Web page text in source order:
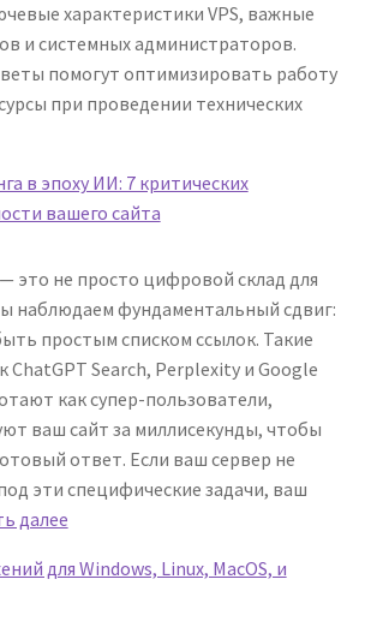
характеристики VPS, важные
и системных администраторов.
помогут оптимизировать работу
при проведении технических
в эпоху ИИ: 7 критических
вашего сайта
это не просто цифровой склад для
наблюдаем фундаментальный сдвиг:
простым списком ссылок. Такие
ChatGPT Search, Perplexity и Google
как супер-пользователи,
ваш сайт за миллисекунды, чтобы
ответ. Если ваш сервер не
эти специфические задачи, ваш
далее:
хостинга
для Windows, Linux, MacOS, и